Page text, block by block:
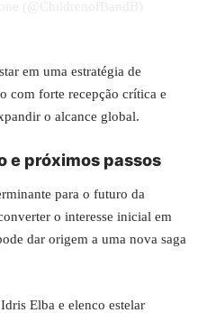
em uma estratégia de
com forte recepção crítica e
o alcance global.
e próximos passos
para o futuro da
o interesse inicial em
dar origem a uma nova saga
Elba e elenco estelar